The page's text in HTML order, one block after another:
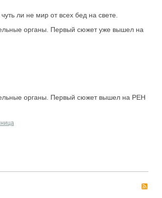
ли не мир от всех бед на свете.
органы. Первый сюжет уже вышел на
органы. Первый сюжет вышел на РЕН